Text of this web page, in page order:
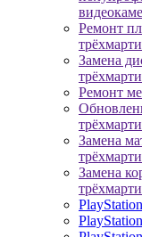
Ремонт
Замена
Ремонт
Замена
Замена
PlayStation